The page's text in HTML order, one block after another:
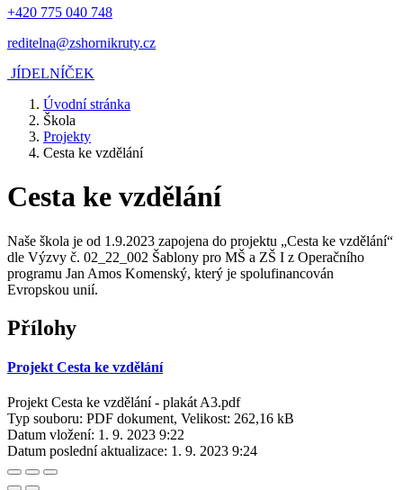
+420 775 040 748
reditelna@zshornikruty.cz
JÍDELNÍČEK
Úvodní stránka
Škola
Projekty
Cesta ke vzdělání
Cesta ke vzdělání
Naše škola je od 1.9.2023 zapojena do projektu „Cesta ke vzdělání“
dle Výzvy č. 02_22_002 Šablony pro MŠ a ZŠ I z Operačního
programu Jan Amos Komenský, který je spolufinancován
Evropskou unií.
Přílohy
Projekt Cesta ke vzdělání
Projekt Cesta ke vzdělání - plakát A3.pdf
Typ souboru: PDF dokument, Velikost: 262,16 kB
Datum vložení: 1. 9. 2023 9:22
Datum poslední aktualizace: 1. 9. 2023 9:24